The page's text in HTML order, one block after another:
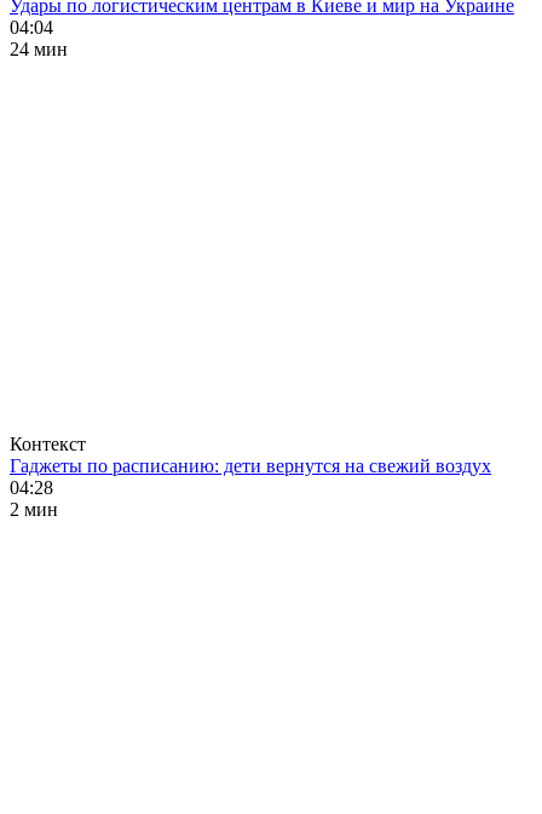
Удары по логистическим центрам в Киеве и мир на Украине
04:04
24 мин
Контекст
Гаджеты по расписанию: дети вернутся на свежий воздух
04:28
2 мин